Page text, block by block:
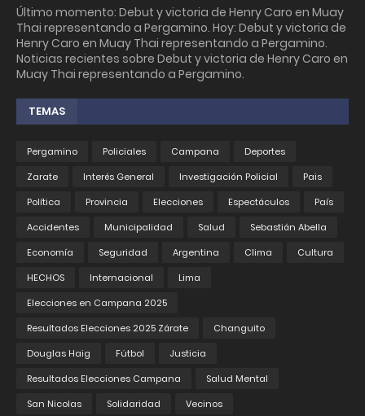
Último momento: Debut y victoria de Henry Caro en Muay
Thai representando a Pergamino. Hoy: Debut y victoria de
Henry Caro en Muay Thai representando a Pergamino.
Noticias recientes sobre Debut y victoria de Henry Caro en
Muay Thai representando a Pergamino.
TEMAS
Pergamino Policiales Campana
Deportes
Zarate
Interés General Investigación Policial
Pais
Política
Provincia Elecciones Espectáculos
País
Accidentes
Municipalidad Salud
Sebastián Abella
Economía
Seguridad Argentina Clima
Cultura
HECHOS
Internacional
Lima
Elecciones en Campana 2025
Resultados Elecciones 2025 Zárate
Changuito
Douglas Haig
Fútbol
Justicia
Resultados Elecciones Campana
Salud Mental
San Nicolas
Solidaridad
Vecinos